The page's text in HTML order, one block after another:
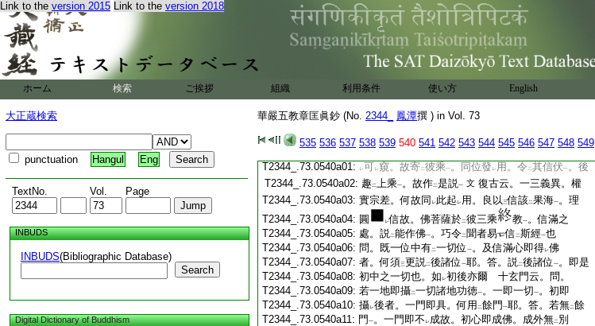
Link to the version 2015 Link to the version 2018
ホーム 検索 ご挨拶 組織 利用条件 使い方 English
大正蔵検索
punctuation Hangul Eng
TextNo. Vol. Page
INBUDS
INBUDS(Bibliographic Database)
Search
Digital Dictionary of Buddhism
華嚴五教章匡眞鈔 (No. 2344_ 鳳潭撰 ) in Vol. 73
535 536 537 538 539 540 541 542 543 544 545 546 547 548 549
T2344_.73.0539c19:彼 教但於二信滿入住一。得レ位證 如。能起
T2344_.73.0539c20:用 一。示 現成佛一 後諸位一 。並未
T2344_.73.0539c21: 在 。不
一乘一得一切得。一起一切起。並
T2344_.73.0539c22:皆自在 。妙趣云。華嚴中信解行等諸位。以
一言 成 二其信位 。位中所 レ含。即通成
解行理
T2344_.73.0539c25:問。義既不
同。何故一種同是信滿勝進分上。
T2344_.73.0539c27:佛一。令 易二信受一 故。於 二彼教
T2344_.73.0539c28: 苑云。躡二 上 圓之異一。還疑 二信成就發心位中
T2344_.73.0540a01:
レ可レ 窺。故寄二彼乘一。同位發 レ 用。令 二其信伏一。後
T2344_.73.0540a02: 趣 二上乘一。故作二是説一 文 復古云。一三義異。權
T2344_.73.0540a03: 實宗差。何故同 レ此起 レ用。良以三信該二果海一。理
T2344_.73.0540a04: 圓 レ信故。佛菩薩於二彼三乘 教一。信滿之
T2344_.73.0540a05: 處。説二能作佛一。巧令二 聞者易 信 二斯經一也
T2344_.73.0540a06: 問。既一位中有二一切位 一。及信滿心即得レ佛
T2344_.73.0540a07: 者。何須三更説二後諸位 一耶。答。説二後諸位 一。即是
T2344_.73.0540a08: 初中之一切也。如 レ初後亦爾 十玄門云。問。
T2344_.73.0540a09: 若一地即攝二一切諸地功徳一。一即一切一。初即
T2344_.73.0540a10: 攝レ後者。一門即具。何用 二餘門 一耶。答。若無二餘
T2344_.73.0540a11: 門 一。一門即不 レ成故。初心即成佛。成外無二 別